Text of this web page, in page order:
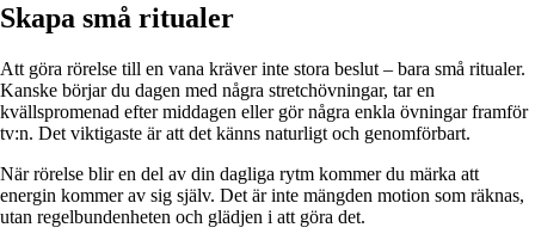
Skapa små ritualer
Att göra rörelse till en vana kräver inte stora beslut – bara små ritualer.
Kanske börjar du dagen med några stretchövningar, tar en
kvällspromenad efter middagen eller gör några enkla övningar framför
tv:n. Det viktigaste är att det känns naturligt och genomförbart.
När rörelse blir en del av din dagliga rytm kommer du märka att
energin kommer av sig själv. Det är inte mängden motion som räknas,
utan regelbundenheten och glädjen i att göra det.